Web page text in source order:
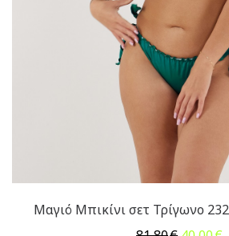
Μαγιό Μπικίνι σετ Τρίγωνο